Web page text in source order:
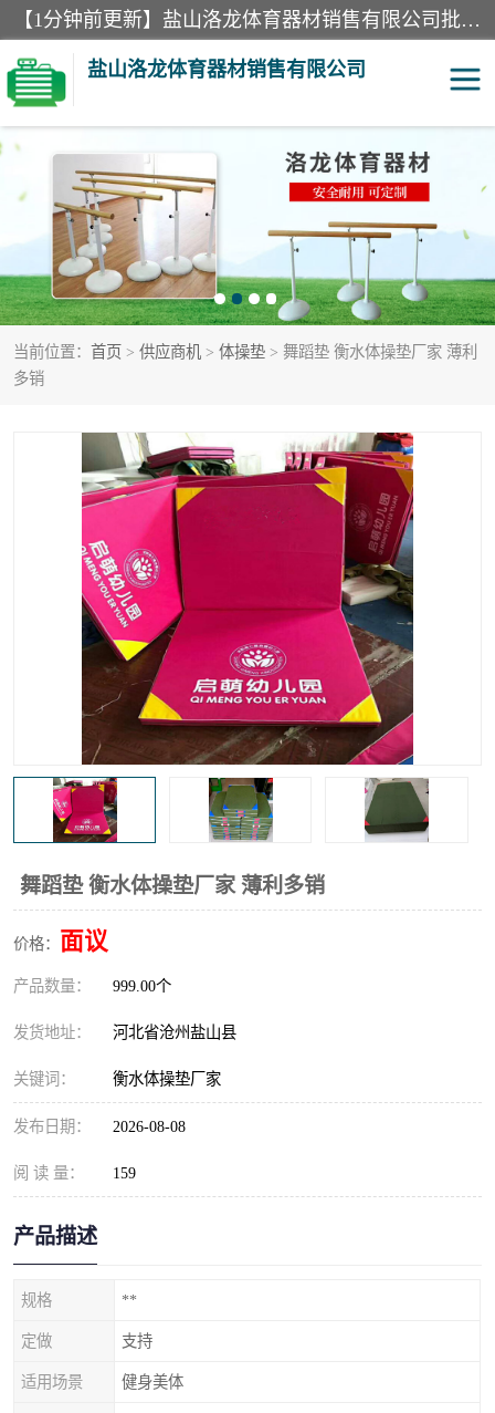
【1分钟前更新】盐山洛龙体育器材销售有限公司批量供应：300米障碍器材、400米障碍器材、部队训练器材、双杠、体操垫、舞蹈把杆等产品。盐山洛龙体育器材销售有限公司经过多年的发展，集研发，生产，销售，售后服务为一体. 奉行“质量，信誉，服务”的宗旨，以开拓创新的精神和真诚守信的态度积极进取。
盐山洛龙体育器材销售有限公司
当前位置： 首页 > 供应商机 > 体操垫 > 舞蹈垫 衡水体操垫厂家 薄利
多销
舞蹈垫 衡水体操垫厂家 薄利多销
价格： 面议
产品数量： 999.00个
发货地址： 河北省沧州盐山县
关键词： 衡水体操垫厂家
发布日期： 2026-08-08
阅 读 量： 159
产品描述
规格 **
定做 支持
适用场景 健身美体
单双杠 舞蹈把杆
400米障碍器材 体操垫
300米障碍器材 攀爬架
塑胶跑道 400米障碍器材1